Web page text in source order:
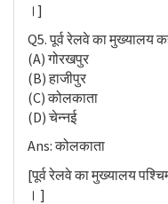
।]
Q5. पूर्व रेलवे का मुख्यालय
(A) गोरखपुर
(B) हाजीपुर
(C) कोलकाता
(D) चेन्नई
Ans: कोलकाता
[पूर्व रेलवे का मुख्यालय
। ]